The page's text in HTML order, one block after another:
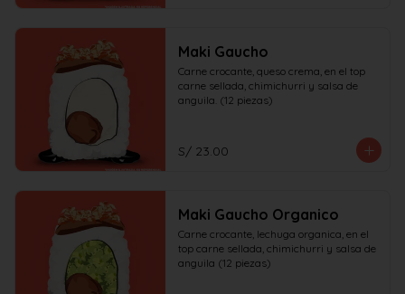
Maki Gaucho
Carne crocante, queso crema, en el top
carne sellada, chimichurri y salsa de
anguila. (12 piezas)
S/ 23.00
Maki Gaucho Organico
Carne crocante, lechuga organica, en el
top carne sellada, chimichurri y salsa de
anguila (12 piezas)